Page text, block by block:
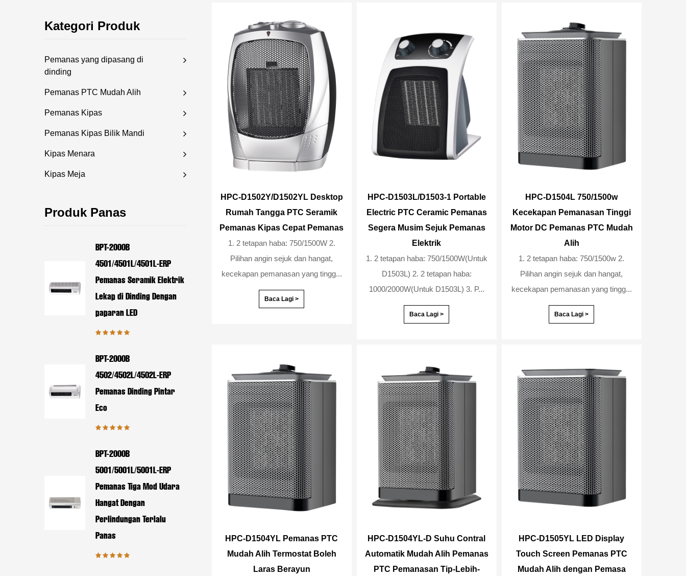
Kategori Produk
Pemanas yang dipasang di
dinding
Pemanas PTC Mudah Alih
Pemanas Kipas
Pemanas Kipas Bilik Mandi
Kipas Menara
Kipas Meja
Produk Panas
BPT-2000B
4501/4501L/4501L-ERP
Pemanas Seramik Elektrik
Lekap di Dinding Dengan
paparan LED
BPT-2000B
4502/4502L/4502L-ERP
Pemanas Dinding Pintar
Eco
BPT-2000B
5001/5001L/5001L-ERP
Pemanas Tiga Mod Udara
Hangat Dengan
Perlindungan Terlalu
Panas
HPC-D1502Y/D1502YL Desktop
Rumah Tangga PTC Seramik
Pemanas Kipas Cepat Pemanas
1. 2 tetapan haba: 750/1500W 2.
Pilihan angin sejuk dan hangat,
kecekapan pemanasan yang tingg...
Baca Lagi >
HPC-D1503L/D1503-1 Portable
Electric PTC Ceramic Pemanas
Segera Musim Sejuk Pemanas
Elektrik
1. 2 tetapan haba: 750/1500W(Untuk
D1503L) 2. 2 tetapan haba:
1000/2000W(Untuk D1503L) 3. P...
Baca Lagi >
HPC-D1504L 750/1500w
Kecekapan Pemanasan Tinggi
Motor DC Pemanas PTC Mudah
Alih
1. 2 tetapan haba: 750/1500w 2.
Pilihan angin sejuk dan hangat,
kecekapan pemanasan yang tingg...
Baca Lagi >
HPC-D1504YL Pemanas PTC
Mudah Alih Termostat Boleh
Laras Berayun
HPC-D1504YL-D Suhu Contral
Automatik Mudah Alih Pemanas
PTC Pemanasan Tip-Lebih-
HPC-D1505YL LED Display
Touch Screen Pemanas PTC
Mudah Alih dengan Pemasa